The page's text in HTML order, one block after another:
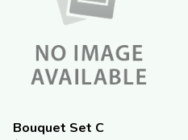
Bouquet Set C